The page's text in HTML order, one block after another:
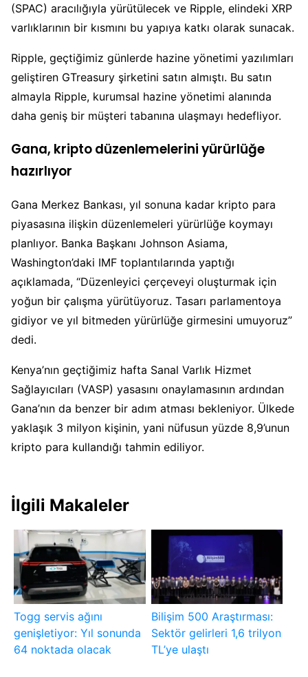
(SPAC) aracılığıyla yürütülecek ve Ripple, elindeki XRP
varlıklarının bir kısmını bu yapıya katkı olarak sunacak.
Ripple, geçtiğimiz günlerde hazine yönetimi yazılımları
geliştiren GTreasury şirketini satın almıştı. Bu satın
almayla Ripple, kurumsal hazine yönetimi alanında
daha geniş bir müşteri tabanına ulaşmayı hedefliyor.
Gana, kripto düzenlemelerini yürürlüğe
hazırlıyor
Gana Merkez Bankası, yıl sonuna kadar kripto para
piyasasına ilişkin düzenlemeleri yürürlüğe koymayı
planlıyor. Banka Başkanı Johnson Asiama,
Washington’daki IMF toplantılarında yaptığı
açıklamada, “Düzenleyici çerçeveyi oluşturmak için
yoğun bir çalışma yürütüyoruz. Tasarı parlamentoya
gidiyor ve yıl bitmeden yürürlüğe girmesini umuyoruz”
dedi.
Kenya’nın geçtiğimiz hafta Sanal Varlık Hizmet
Sağlayıcıları (VASP) yasasını onaylamasının ardından
Gana’nın da benzer bir adım atması bekleniyor. Ülkede
yaklaşık 3 milyon kişinin, yani nüfusun yüzde 8,9’unun
kripto para kullandığı tahmin ediliyor.
İlgili Makaleler
Togg servis ağını
genişletiyor: Yıl sonunda
64 noktada olacak
Bilişim 500 Araştırması:
Sektör gelirleri 1,6 trilyon
TL’ye ulaştı